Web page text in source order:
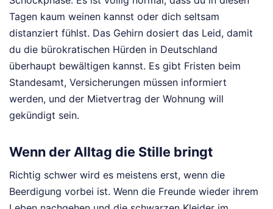
Tagen kaum weinen kannst oder dich seltsam
distanziert fühlst. Das Gehirn dosiert das Leid, damit
du die bürokratischen Hürden in Deutschland
überhaupt bewältigen kannst. Es gibt Fristen beim
Standesamt, Versicherungen müssen informiert
werden, und der Mietvertrag der Wohnung will
gekündigt sein.
Wenn der Alltag die Stille bringt
Richtig schwer wird es meistens erst, wenn die
Beerdigung vorbei ist. Wenn die Freunde wieder ihrem